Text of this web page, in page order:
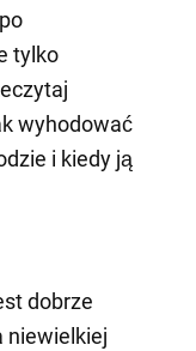
tylko
wyhodować
i kiedy ją
dobrze
niewielkiej